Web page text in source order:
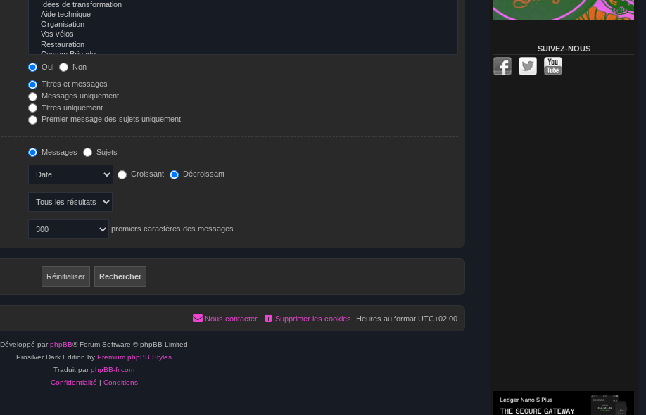
SUIVEZ-NOUS
Oui Non
Titres et messages
Messages uniquement
Titres uniquement
Premier message des sujets uniquement
Messages Sujets
Croissant Décroissant
premiers caractères des messages
Heures au format UTC+02:00
Supprimer les cookies
Nous contacter
Développé par phpBB® Forum Software © phpBB Limited
Prosilver Dark Edition by Premium phpBB Styles
Traduit par phpBB-fr.com
Confidentialité
Conditions